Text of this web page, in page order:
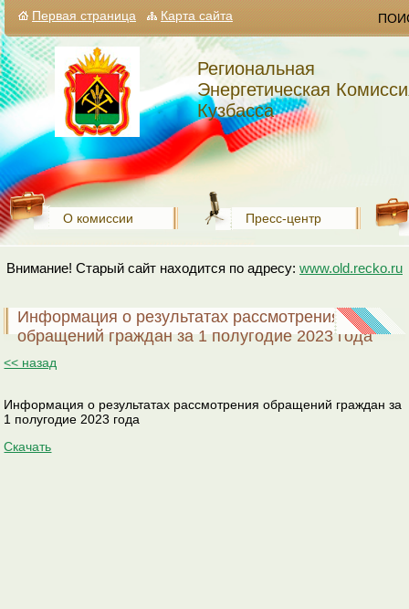
Первая страница Карта сайта
Региональная
Энергетическая
Кузбасса
О комиссии Пресс-центр
Внимание! Старый сайт находится по адресу: www.old.recko.ru
Информация о результатах рассмотрения
обращений граждан за 1 полугодие 2023 года
<< назад
Информация о результатах рассмотрения обращений граждан за
1 полугодие 2023 года
Скачать